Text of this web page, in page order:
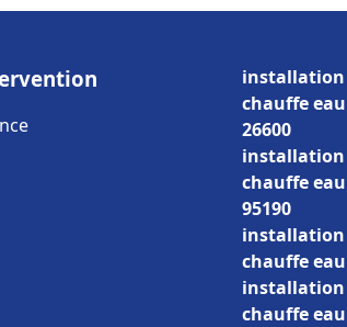
installation
chauffe
26600
installation
chauffe
95190
installation
chauffe eau
installation
chauffe